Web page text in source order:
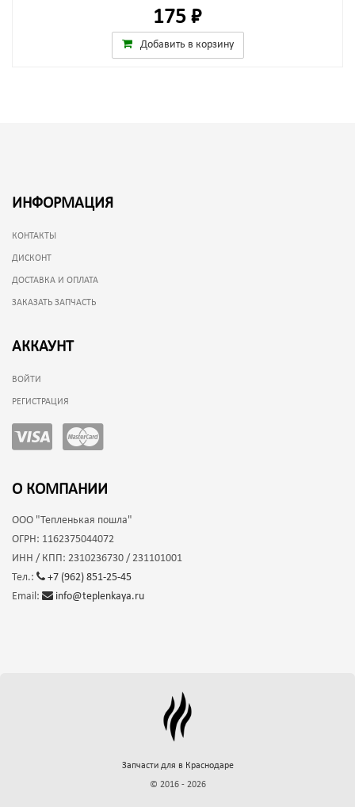
175 ₽
Добавить в корзину
ИНФОРМАЦИЯ
КОНТАКТЫ
ДИСКОНТ
ДОСТАВКА И ОПЛАТА
ЗАКАЗАТЬ ЗАПЧАСТЬ
АККАУНТ
ВОЙТИ
РЕГИСТРАЦИЯ
О КОМПАНИИ
ООО "Тепленькая пошла"
ОГРН: 1162375044072
ИНН / КПП: 2310236730 / 231101001
Тел.:
+7 (962) 851-25-45
Email:
info@teplenkaya.ru
Запчасти для в Краснодаре
© 2016 - 2026